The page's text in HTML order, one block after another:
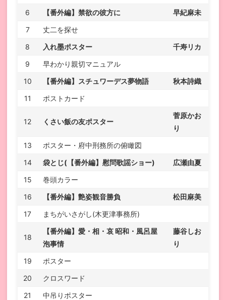
6
【番外編】禁欲の彼方に
早紀麻未
7
丈二を探せ
8
入れ墨ポスター
千寿リカ
9
早わかり親切マニュアル
10
【番外編】スチュワーデス夢物語
秋本詩織
11
ポストカード
12 くさい飯の友ポスター
菅原かお
り
13
ポスター・府中刑務所の俯瞰図
14
袋とじ(【番外編】慰問歌謡ショー)
広瀬由夏
15
巻頭カラー
16
【番外編】艶姿観音勝負
松田麻美
17
まちがいさがし(木更津事務所)
18
【番外編】愛・相・哀 昭和・風呂屋
泡事情
藤谷しお
り
19
ポスター
20
クロスワード
21
中吊りポスター